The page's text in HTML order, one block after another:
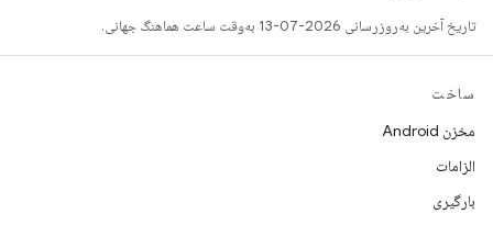
تاریخ آخرین به‌روزرسانی 2026-07-13 به‌وقت ساعت هماهنگ جهانی.
ساخت
مخزن Android
الزامات
بارگیری